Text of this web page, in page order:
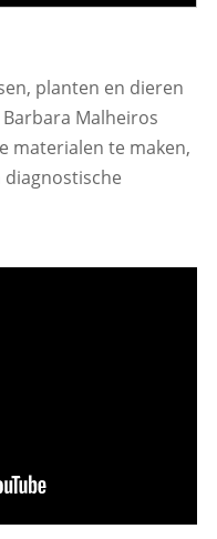
planten en dieren
Malheiros
materialen te maken,